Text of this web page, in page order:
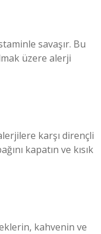
savaşır. Bu
üzere alerji
karşı dirençli
kapatın ve kısık
kahvenin ve